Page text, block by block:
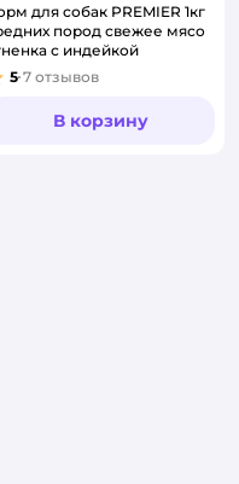
для собак PREMIER 1кг
пород свежее мясо
с индейкой
5 7 отзывов
В корзину